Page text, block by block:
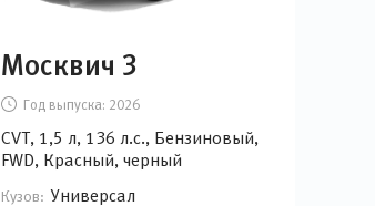
Москвич 3
Год выпуска: 2026
CVT, 1,5 л, 136 л.с., Бензиновый,
FWD, Красный, черный
Кузов: Универсал